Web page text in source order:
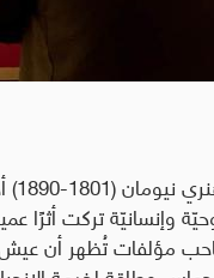
تركت أثرًا
مؤلفات تُظهر أن عيش